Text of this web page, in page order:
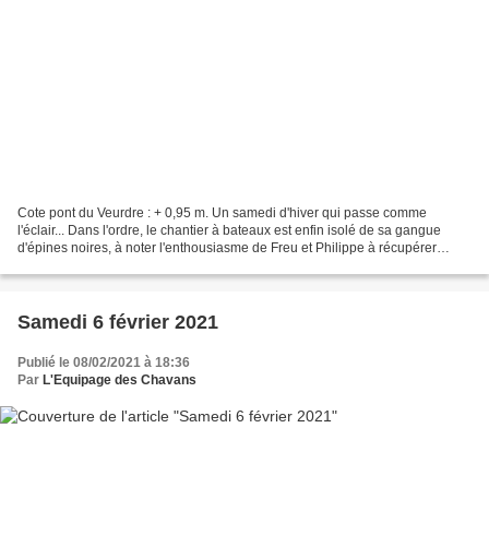
Cote pont du Veurdre : + 0,95 m. Un samedi d'hiver qui passe comme
l'éclair... Dans l'ordre, le chantier à bateaux est enfin isolé de sa gangue
d'épines noires, à noter l'enthousiasme de Freu et Philippe à récupérer
Samedi 6 février 2021
Publié le 08/02/2021 à 18:36
Par L'Equipage des Chavans